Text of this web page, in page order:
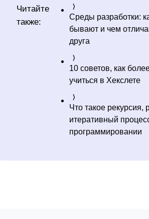
Читайте
также:
Среды разработки:
бывают и чем
друга
10 советов, как
учиться в Хекслете
Что такое рекурсия,
итеративный
программировании